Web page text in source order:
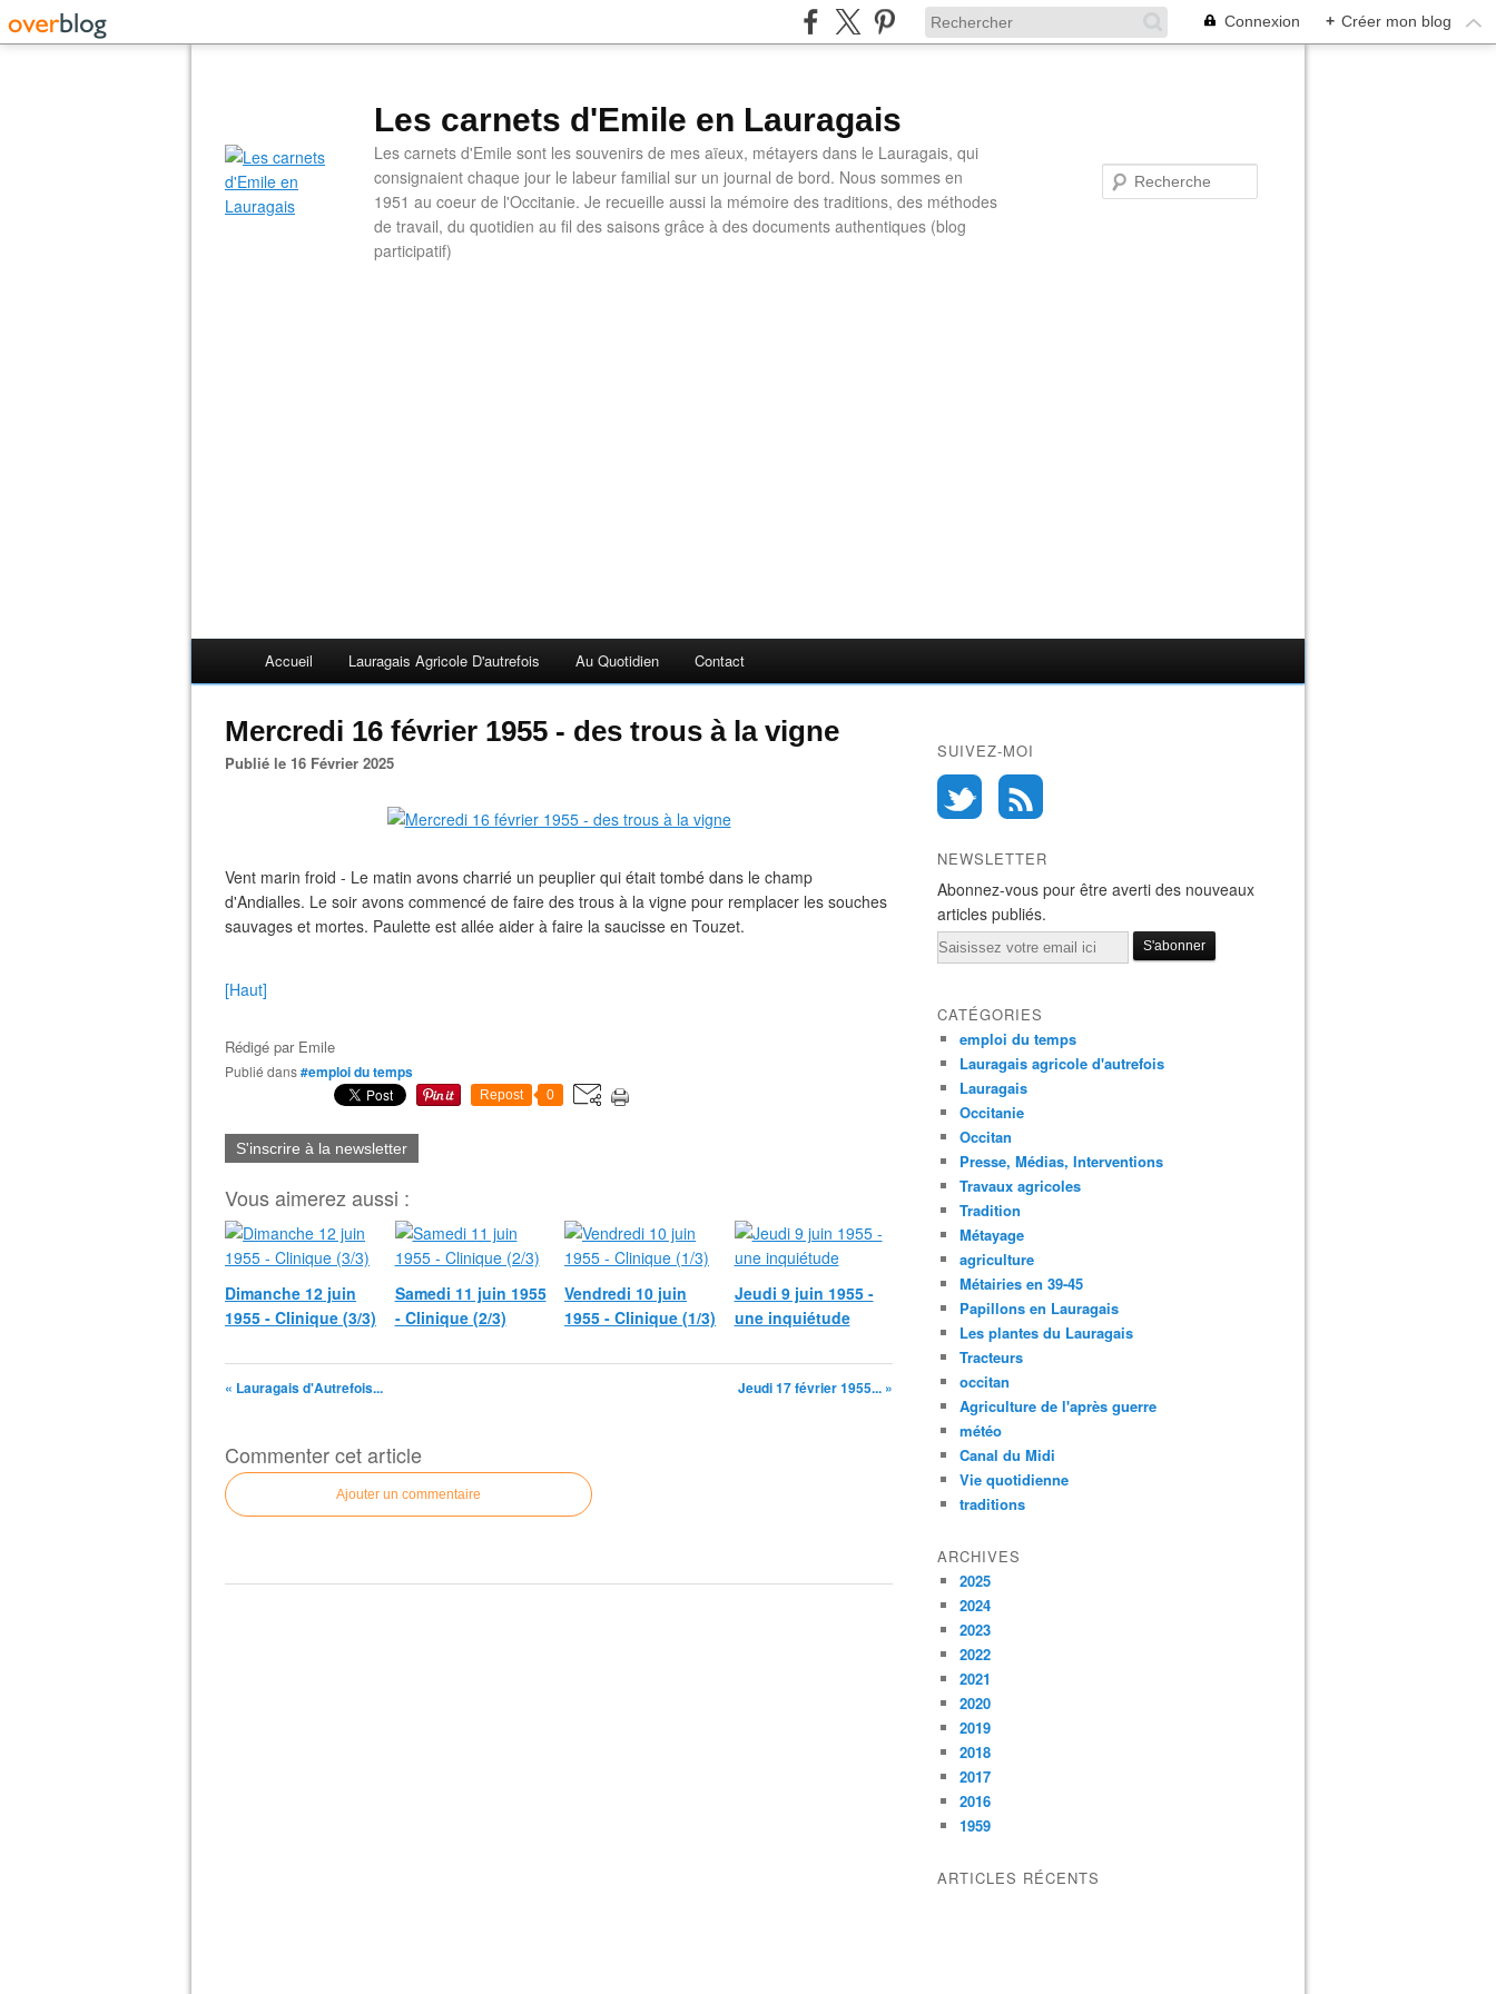
Connexion + Créer mon blog
Les carnets d'Emile en Lauragais
Les carnets d'Emile sont les souvenirs de mes aïeux, métayers dans le Lauragais, qui
consignaient chaque jour le labeur familial sur un journal de bord. Nous sommes en
1951 au coeur de l'Occitanie. Je recueille aussi la mémoire des traditions, des méthodes
de travail, du quotidien au fil des saisons grâce à des documents authentiques (blog
participatif)
Accueil Lauragais Agricole D'autrefois Au Quotidien Contact
Mercredi 16 février 1955 - des trous à la vigne
Publié le 16 Février 2025
Vent marin froid - Le matin avons charrié un peuplier qui était tombé dans le champ
d'Andialles. Le soir avons commencé de faire des trous à la vigne pour remplacer les souches
sauvages et mortes. Paulette est allée aider à faire la saucisse en Touzet.
[Haut]
Rédigé par Emile
Publié dans#emploi du temps
Repost 0
S'inscrire à la newsletter
Vous aimerez aussi :
Dimanche 12 juin
1955 - Clinique (3/3)
Samedi 11 juin 1955
- Clinique (2/3)
Vendredi 10 juin
1955 - Clinique (1/3)
Jeudi 9 juin 1955 -
une inquiétude
« Lauragais d'Autrefois... Jeudi 17 février 1955... »
Commenter cet article
Ajouter un commentaire
SUIVEZ-MOI
NEWSLETTER
Abonnez-vous pour être averti des nouveaux
articles publiés.
Email
CATÉGORIES
emploi du temps
Lauragais agricole d'autrefois
Lauragais
Occitanie
Occitan
Presse, Médias, Interventions
Travaux agricoles
Tradition
Métayage
agriculture
Métairies en 39-45
Papillons en Lauragais
Les plantes du Lauragais
Tracteurs
occitan
Agriculture de l'après guerre
météo
Canal du Midi
Vie quotidienne
traditions
ARCHIVES
2025
2024
2023
2022
2021
2020
2019
2018
2017
2016
1959
ARTICLES RÉCENTS